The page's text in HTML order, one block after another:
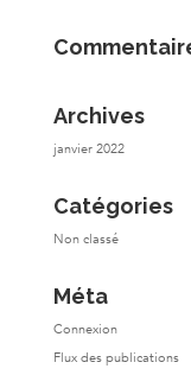
Archives
janvier 2022
Catégories
Non classé
Méta
Connexion
Flux des publications